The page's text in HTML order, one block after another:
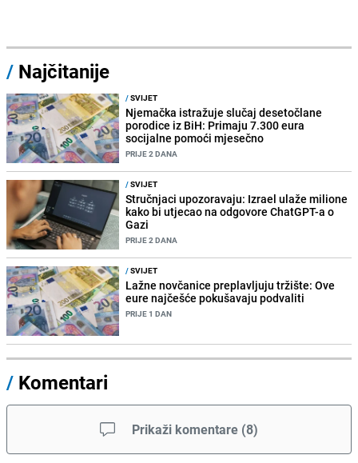
/ Najčitanije
/SVIJET
Njemačka istražuje slučaj desetočlane
porodice iz BiH: Primaju 7.300 eura
socijalne pomoći mjesečno
PRIJE 2 DANA
/SVIJET
Stručnjaci upozoravaju: Izrael ulaže milione
kako bi utjecao na odgovore ChatGPT-a o
Gazi
PRIJE 2 DANA
/SVIJET
Lažne novčanice preplavljuju tržište: Ove
eure najčešće pokušavaju podvaliti
PRIJE 1 DAN
/ Komentari
Prikaži komentare (8)